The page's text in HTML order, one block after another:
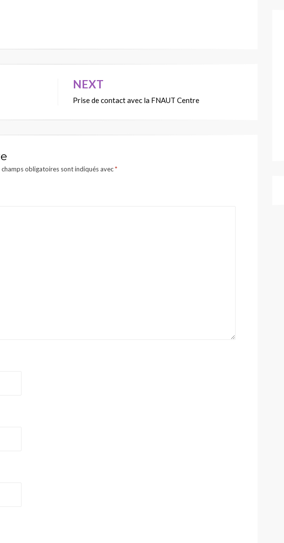
NEXT
Prise de contact avec la FNAUT Centre
champs obligatoires sont indiqués avec*